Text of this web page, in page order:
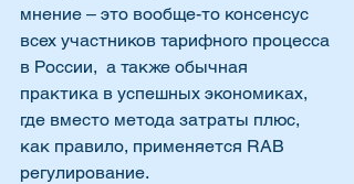
мнение – это вообще-то консенсус
всех участников тарифного процесса
в России,  а также обычная
практика в успешных экономиках,
где вместо метода затраты плюс,
как правило, применяется RAB
регулирование.